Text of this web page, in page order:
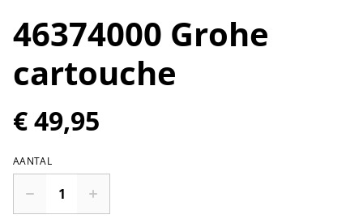
46374000 Grohe
cartouche
€ 49,95
AANTAL